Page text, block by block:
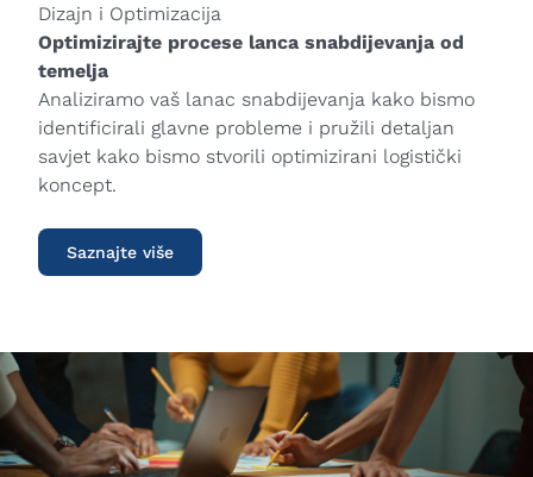
Dizajn i Optimizacija
Optimizirajte procese lanca snabdijevanja od
temelja
Analiziramo vaš lanac snabdijevanja kako bismo
identificirali glavne probleme i pružili detaljan
savjet kako bismo stvorili optimizirani logistički
koncept.
Saznajte više